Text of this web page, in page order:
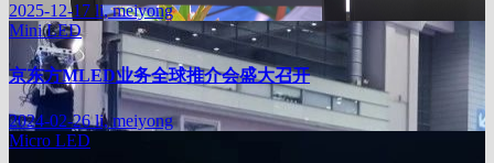
2025-12-17 li, meiyong
Mini LED
京东方MLED业务全球推介会盛大召开
2024-02-26li, meiyong
Micro LED